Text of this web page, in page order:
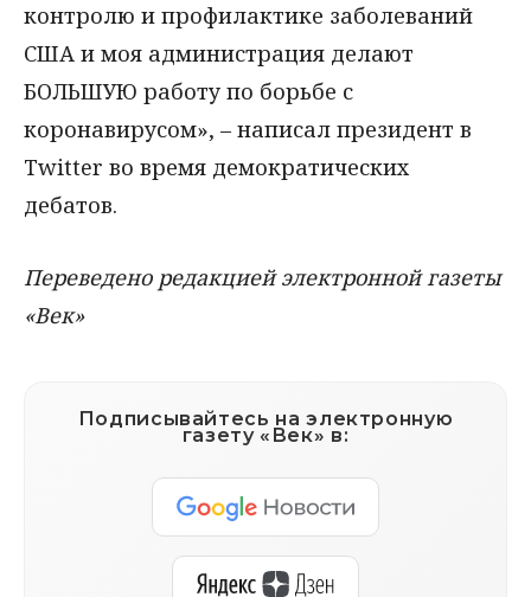
контролю и профилактике заболеваний
США и моя администрация делают
БОЛЬШУЮ работу по борьбе с
коронавирусом», – написал президент в
Twitter во время демократических
дебатов.
Переведено редакцией электронной газеты
«Век»
Подписывайтесь на электронную
газету «Век» в: